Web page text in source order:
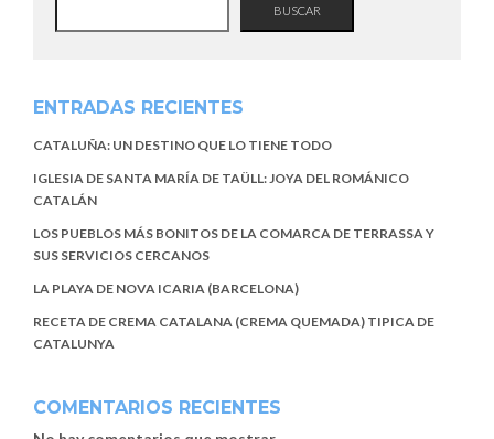
BUSCAR
ENTRADAS RECIENTES
CATALUÑA: UN DESTINO QUE LO TIENE TODO
IGLESIA DE SANTA MARÍA DE TAÜLL: JOYA DEL ROMÁNICO
CATALÁN
LOS PUEBLOS MÁS BONITOS DE LA COMARCA DE TERRASSA Y
SUS SERVICIOS CERCANOS
LA PLAYA DE NOVA ICARIA (BARCELONA)
RECETA DE CREMA CATALANA (CREMA QUEMADA) TIPICA DE
CATALUNYA
COMENTARIOS RECIENTES